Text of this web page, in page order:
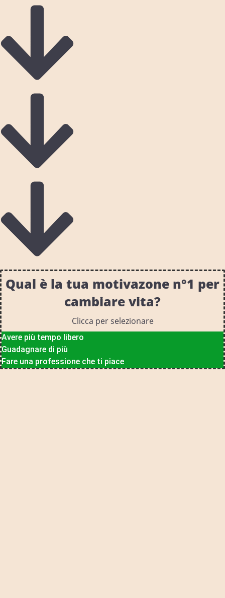
Qual è la tua motivazone n°1 per
cambiare vita?
Clicca per selezionare
Avere più tempo libero
Guadagnare di più
Fare una professione che ti piace